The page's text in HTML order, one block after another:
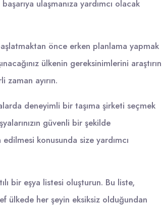
ulaşmanıza yardımcı olacak
önce erken planlama yapmak
ülkenin gereksinimlerini araştırın
ayırın.
deneyimli bir taşıma şirketi seçmek
güvenli bir şekilde
konusunda size yardımcı
bir eşya listesi oluşturun. Bu liste,
ülkede her şeyin eksiksiz olduğundan